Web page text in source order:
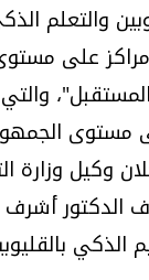
والتعلم
مراكز على
مستوى
وكيل وزارة
الدكتور
الذكي